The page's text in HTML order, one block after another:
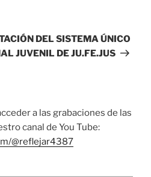
DEL SISTEMA ÚNICO
JUVENIL DE JU.FE.JUS
a las grabaciones de las
canal de You Tube:
@reflejar4387